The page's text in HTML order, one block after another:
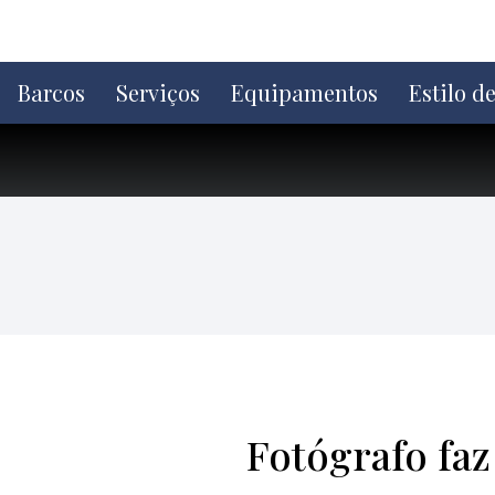
o
conteúdo
Barcos Serviços Equipamentos Estilo
Fotógrafo